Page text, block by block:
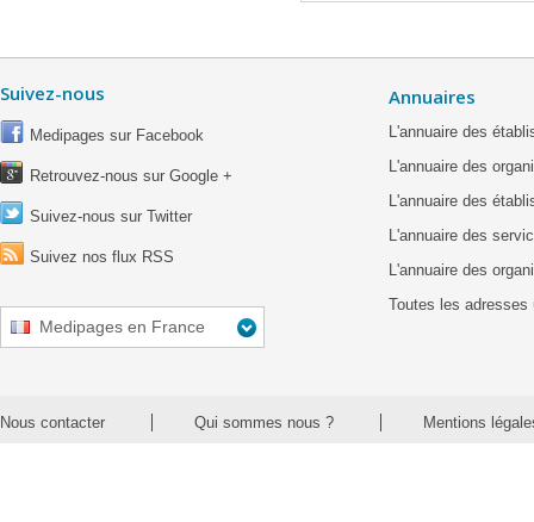
Suivez-nous
Medipages sur Facebook
Retrouvez-nous sur Google +
Suivez-nous sur Twitter
Suivez nos flux RSS
Medipages en France
Annuaires
L'annuaire des
L'annuaire des
L'annuaire des
L'annuaire des
L'annuaire des
Toutes les adresses
Nous contacter Qui sommes nous ? Mentions